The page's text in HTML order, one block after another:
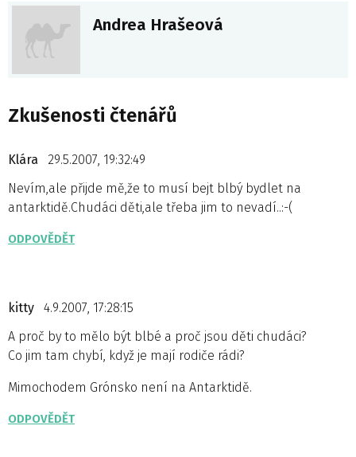
Andrea Hrašeová
Zkušenosti čtenářů
Klára
29.5.2007, 19:32:49
Nevím,ale přijde mě,že to musí bejt blbý bydlet na
antarktidě.Chudáci děti,ale třeba jim to nevadí..:-(
ODPOVĚDĚT
kitty
4.9.2007, 17:28:15
A proč by to mělo být blbé a proč jsou děti chudáci?
Co jim tam chybí, když je mají rodiče rádi?
Mimochodem Grónsko není na Antarktidě.
ODPOVĚDĚT